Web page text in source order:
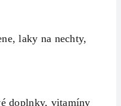
laky na nechty,
doplnky, vitamíny